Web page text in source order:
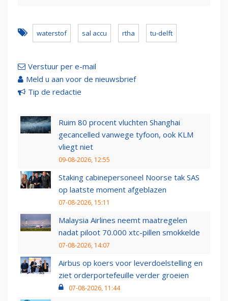
waterstof sal accu rtha tu-delft
Verstuur per e-mail
Meld u aan voor de nieuwsbrief
Tip de redactie
Ruim 80 procent vluchten Shanghai
gecancelled vanwege tyfoon, ook KLM
vliegt niet
09-08-2026, 12:55
Staking cabinepersoneel Noorse tak SAS
op laatste moment afgeblazen
07-08-2026, 15:11
Malaysia Airlines neemt maatregelen
nadat piloot 70.000 xtc-pillen smokkelde
07-08-2026, 14:07
Airbus op koers voor leverdoelstelling en
ziet orderportefeuille verder groeien
07-08-2026, 11:44